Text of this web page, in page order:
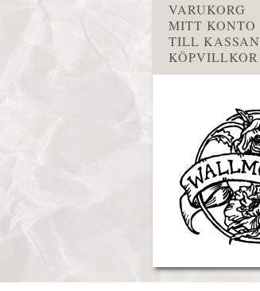
VARUKORG
MITT KONTO
TILL KASSAN
KÖPVILLKOR